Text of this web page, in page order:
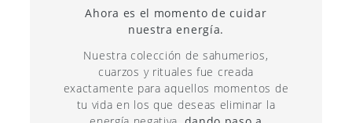
Ahora es el momento de cuidar
nuestra energía.
Nuestra colección de sahumerios,
cuarzos y rituales fue creada
exactamente para aquellos momentos de
tu vida en los que deseas eliminar la